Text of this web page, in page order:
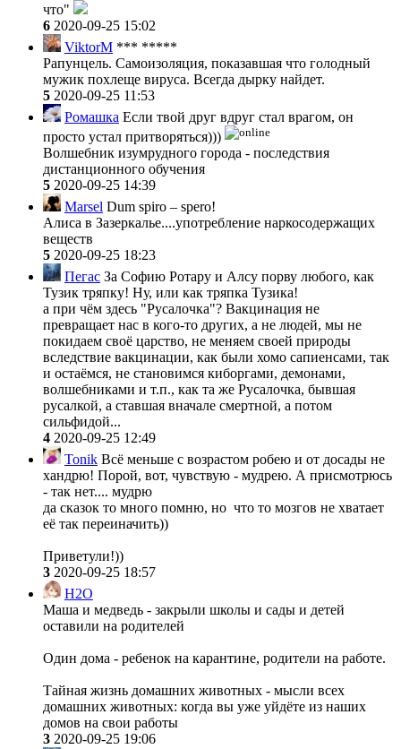
что"
6 2020-09-25 15:02
ViktorM *** *****
Рапунцель. Самоизоляция, показавшая что голодный
мужик похлеще вируса. Всегда дырку найдет.
5 2020-09-25 11:53
Ромашка Если твой друг вдруг стал врагом, он
просто устал притворяться)))
Волшебник изумрудного города - последствия
дистанционного обучения
5 2020-09-25 14:39
Marsel Dum spiro – spero!
Алиса в Зазеркалье....употребление наркосодержащих
веществ
5 2020-09-25 18:23
Пегас За Софию Ротару и Алсу порву любого, как
Тузик тряпку! Ну, или как тряпка Тузика!
а при чём здесь "Русалочка"? Вакцинация не
превращает нас в кого-то других, а не людей, мы не
покидаем своё царство, не меняем своей природы
вследствие вакцинации, как были хомо сапиенсами, так
и остаёмся, не становимся киборгами, демонами,
волшебниками и т.п., как та же Русалочка, бывшая
русалкой, а ставшая вначале смертной, а потом
сильфидой...
4 2020-09-25 12:49
Tonik Всё меньше с возрастом робею и от досады не
хандрю! Порой, вот, чувствую - мудрею. А присмотрюсь
- так нет.... мудрю
да сказок то много помню, но что то мозгов не хватает
её так переиначить))
Приветули!))
3 2020-09-25 18:57
H2O
Маша и медведь - закрыли школы и сады и детей
оставили на родителей
Один дома - ребенок на карантине, родители на работе.
Тайная жизнь домашних животных - мысли всех
домашних животных: когда вы уже уйдёте из наших
домов на свои работы
3 2020-09-25 19:06